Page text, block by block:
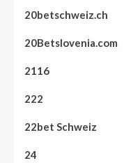
20betschweiz.ch
20Betslovenia.com
2116
222
22bet Schweiz
24